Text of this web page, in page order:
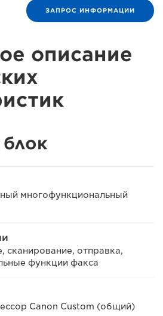
ЗАПРОС ИНФОРМАЦИИ
описание
многофункциональный
сканирование, отправка,
функции факса
Canon Custom (общий)